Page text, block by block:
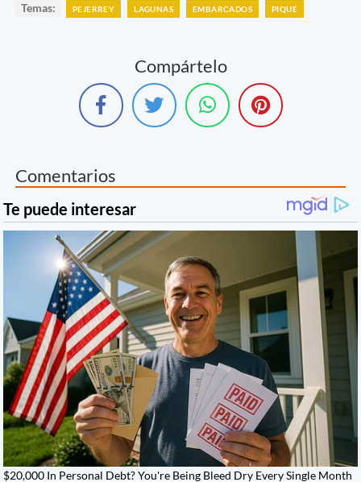
Temas: PEJERREY LAGUNAS EMBARCADOS PIQUE
Compártelo
Comentarios